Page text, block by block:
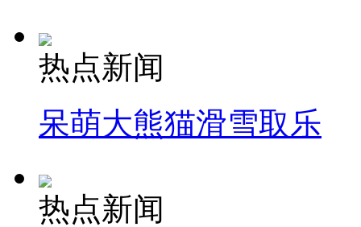
热点新闻
呆萌大熊猫滑雪取乐
热点新闻